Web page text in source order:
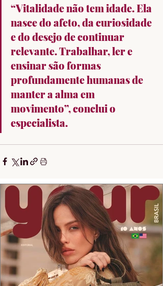
“Vitalidade não tem idade. Ela
nasce do afeto, da curiosidade
e do desejo de continuar
relevante. Trabalhar, ler e
ensinar são formas
profundamente humanas de
manter a alma em
movimento”, conclui o
especialista.